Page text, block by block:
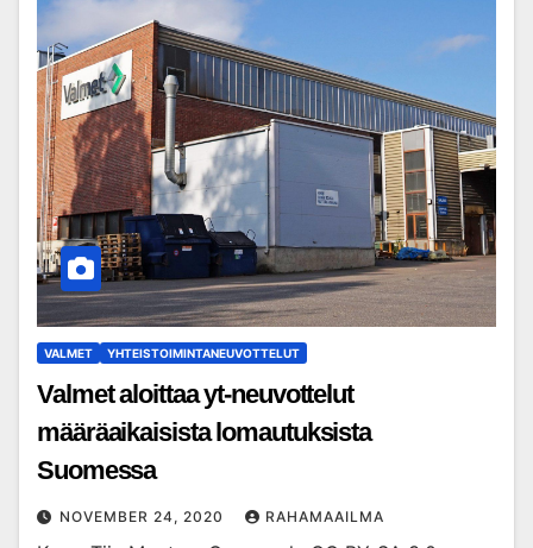
VALMET YHTEISTOIMINTANEUVOTTELUT
Valmet aloittaa yt-neuvottelut
määräaikaisista lomautuksista
Suomessa
NOVEMBER 24, 2020 RAHAMAAILMA